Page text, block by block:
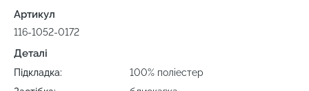
Артикул
116-1052-0172
Деталі
Підкладка:
100% поліестер